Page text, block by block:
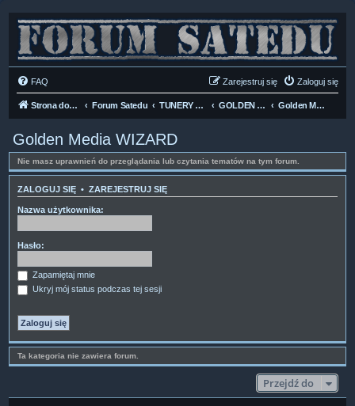
FAQ Zaloguj się
Zarejestruj się
Strona domowa Forum Satedu TUNERY SAT HD-LINUX GOLDEN MEDIA Golden Media WIZARD
Golden Media WIZARD
Nie masz uprawnień do przeglądania lub czytania tematów na tym forum.
ZALOGUJ SIĘ • ZAREJESTRUJ SIĘ
Nazwa użytkownika:
Hasło:
Zapamiętaj mnie
Ukryj mój status podczas tej sesji
Ta kategoria nie zawiera forum.
Przejdź do